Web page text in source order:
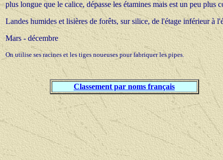
plus longue que le calice, dépasse les étamines mais est un peu plus
Landes humides et lisières de forêts, sur silice, de l'étage inférieur à
Mars - décembre
On utilise ses racines et les tiges noueuses pour fabriquer les pipes.
Classement par noms français